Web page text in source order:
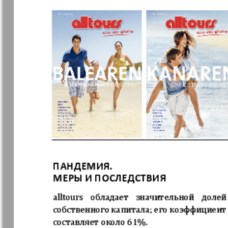
7
19
25
Apelsin
Baden-
MK-Germany
Landsleute
MK-
Novije Semljaki
Partner Partner-
Telegraf